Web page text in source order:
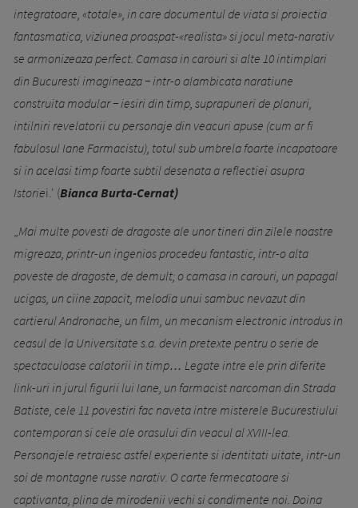
integratoare, «totale», in care documentul de viata si proiectia
fantasmatica, viziunea proaspat-«realista» si jocul meta-narativ
se armonizeaza perfect. Camasa in carouri si alte 10 intimplari
din Bucuresti imagineaza − intr-o alambicata naratiune
construita modular − iesiri din timp, suprapuneri de planuri,
intilniri revelatorii cu personaje din veacuri apuse (cum ar fi
fabulosul Iane Farmacistu), totul sub umbrela foarte incapatoare
si in acelasi timp foarte subtil desenata a reflectiei asupra
Istoriei.' (Bianca Burta-Cernat)
„Mai multe povesti de dragoste ale unor tineri din zilele noastre
migreaza, printr-un ingenios procedeu fantastic, intr-o alta
poveste de dragoste, de demult; o camasa in carouri, un papagal
ucigas, un ciine zapacit, melodia unui sambuc nevazut din
cartierul Andronache, un film, un mecanism electronic introdus in
ceasul de la Universitate s.a. devin pretexte pentru o serie de
spectaculoase calatorii in timp… Legate intre ele prin diferite
link-uri in jurul figurii lui Iane, un farmacist narcoman din Strada
Batiste, cele 11 povestiri fac naveta intre misterele Bucurestiului
contemporan si cele ale orasului din veacul al XVIII-lea.
Personajele retraiesc astfel experiente si identitati uitate, intr-un
soi de montagne russe narativ. O carte fermecatoare si
captivanta, plina de mirodenii vechi si condimente noi. Doina